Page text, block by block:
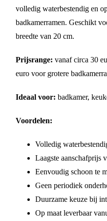
volledig waterbestendig en
badkamerramen. Geschikt
breedte van 20 cm.
Prijsrange: vanaf circa 30
euro voor grotere
Ideaal voor: badkamer,
Voordelen:
Volledig
Laagste aanschafprijs
Eenvoudig schoon te
Geen periodiek
Duurzame keuze bij
Op maat leverbaar